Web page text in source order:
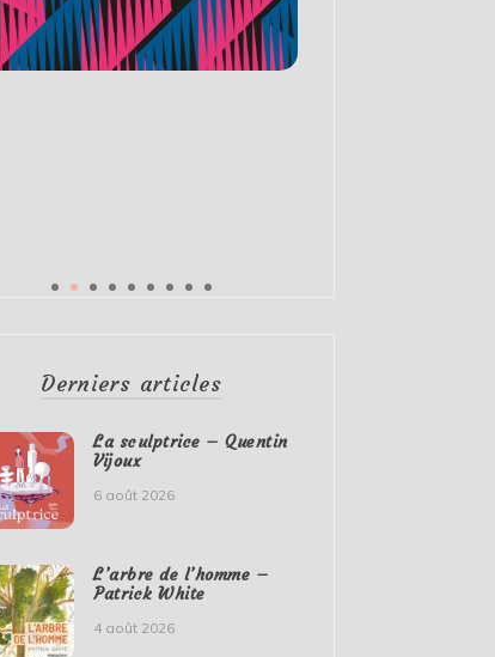
Derniers articles
La sculptrice – Quentin
Vijoux
6 août 2026
L’arbre de l’homme –
Patrick White
4 août 2026